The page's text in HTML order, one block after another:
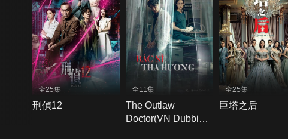
全25集
刑偵12
全11集
The Outlaw
Doctor(VN Dubbing
全25集
巨塔之后